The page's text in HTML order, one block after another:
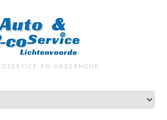
EN ONDERHOUD